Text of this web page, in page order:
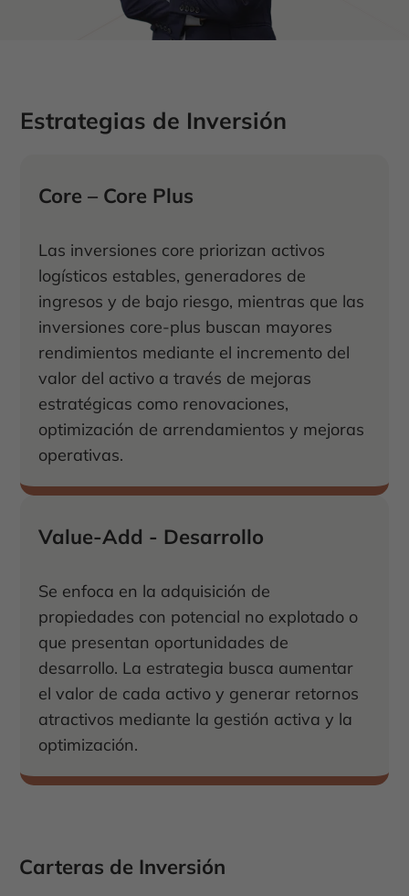
Estrategias de Inversión
Core – Core Plus
Las inversiones core priorizan activos
logísticos estables, generadores de
ingresos y de bajo riesgo, mientras que las
inversiones core-plus buscan mayores
rendimientos mediante el incremento del
valor del activo a través de mejoras
estratégicas como renovaciones,
optimización de arrendamientos y mejoras
operativas.
Value-Add - Desarrollo
Se enfoca en la adquisición de
propiedades con potencial no explotado o
que presentan oportunidades de
desarrollo. La estrategia busca aumentar
el valor de cada activo y generar retornos
atractivos mediante la gestión activa y la
optimización.
Carteras de Inversión